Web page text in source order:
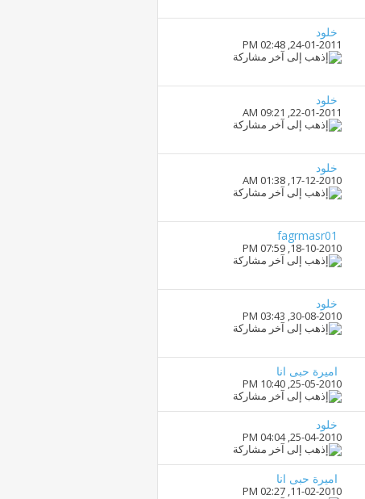
خلود
24-01-2011,
02:48 PM
خلود
22-01-2011,
09:21 AM
خلود
17-12-2010,
01:38 AM
fagrmasr01
18-10-2010,
07:59 PM
خلود
30-08-2010,
03:43 PM
اميرة حبى انا
25-05-2010,
10:40 PM
خلود
25-04-2010,
04:04 PM
اميرة حبى انا
11-02-2010,
02:27 PM